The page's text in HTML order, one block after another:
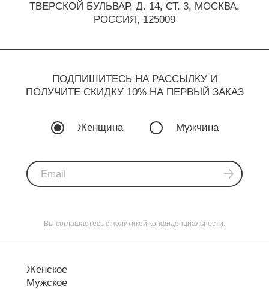
ТВЕРСКОЙ БУЛЬВАР, Д. 14, СТ. 3, МОСКВА,
РОССИЯ, 125009
ПОДПИШИТЕСЬ НА РАССЫЛКУ И
ПОЛУЧИТЕ СКИДКУ 10% НА ПЕРВЫЙ ЗАКАЗ
Женщина Мужчина
Вы соглашаетесь с политикой конфиденциальности.
Женское
Мужское